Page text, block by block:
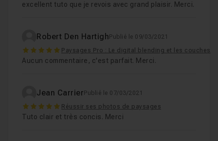
excellent tuto que je revois avec grand plaisir. Merci.
Robert Den Hartigh Publié le 09/03/2021
5 Paysages Pro : Le digital blending et les couches
Aucun commentaire, c'est parfait. Merci.
Jean Carrier Publié le 07/03/2021
5 Réussir ses photos de paysages
Tuto clair et très concis. Merci